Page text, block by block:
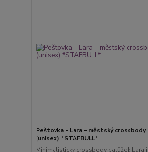
Peštovka - Lara – městský
(unisex) *STAFBULL*
Minimalistický crossbody batůžek Lara